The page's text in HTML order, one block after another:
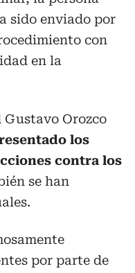
sido enviado por
con
en la
Orozco
los
contra los
se han
por parte de